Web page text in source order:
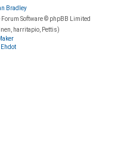
Bradley
Forum Software © phpBB Limited
harritapio, Pettis)
Ehdot